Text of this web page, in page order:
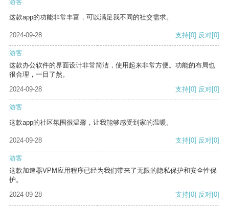
游客
这款app的功能非常丰富，可以满足我不同的社交需求。
2024-09-28 支持[0] 反对[0]
游客
这款办公软件的界面设计非常简洁，使用起来非常方便。功能的布局也
很合理，一目了然。
2024-09-28
支持[0] 反对[0]
游客
这款app的社区氛围很温馨，让我能够感受到家的温暖。
2024-09-28 支持[0] 反对[0]
游客
这款加速器VPM应用程序已经为我们带来了无限的隐私保护和安全性保
护。
2024-09-28
支持[0] 反对[0]